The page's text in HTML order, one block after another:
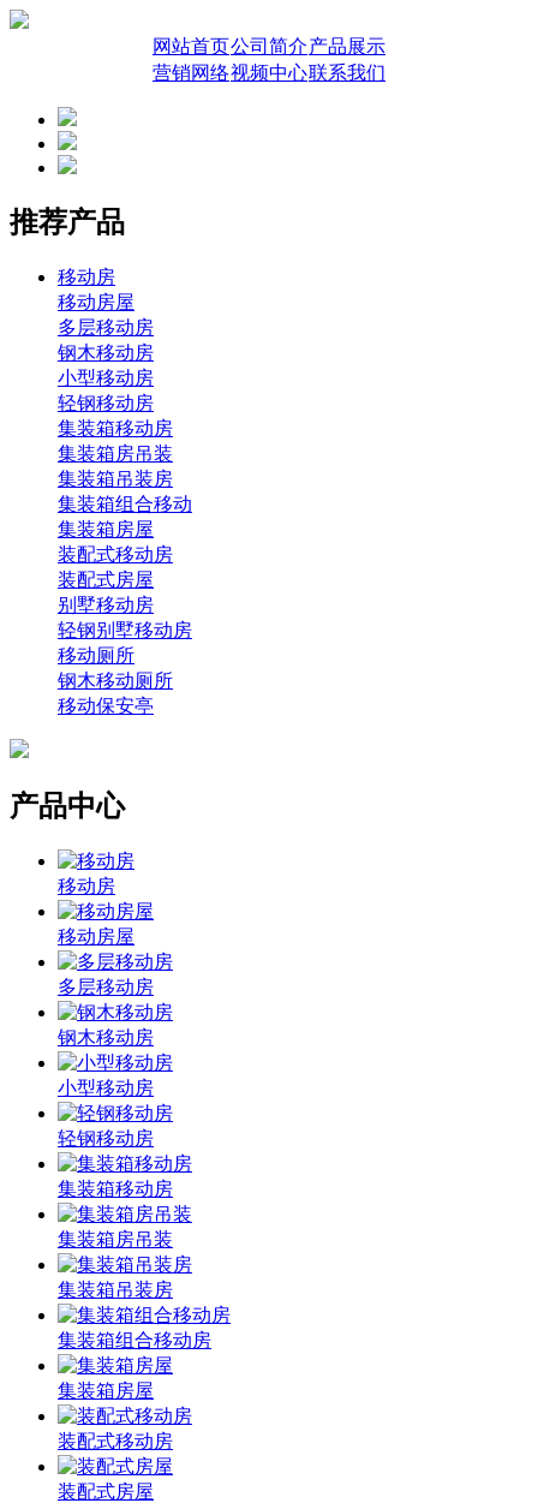
网站首页公司简介产品展示
营销网络视频中心联系我们
推荐产品
移动房
移动房屋
多层移动房
钢木移动房
小型移动房
轻钢移动房
集装箱移动房
集装箱房吊装
集装箱吊装房
集装箱组合移动
集装箱房屋
装配式移动房
装配式房屋
别墅移动房
轻钢别墅移动房
移动厕所
钢木移动厕所
移动保安亭
产品中心
移动房
移动房屋
多层移动房
钢木移动房
小型移动房
轻钢移动房
集装箱移动房
集装箱房吊装
集装箱吊装房
集装箱组合移动房
集装箱房屋
装配式移动房
装配式房屋